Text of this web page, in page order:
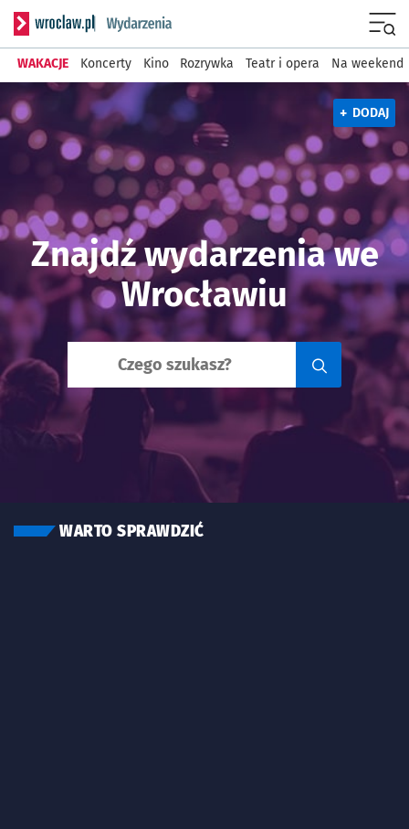
Serwis informacyjny
WAKACJE Koncerty Kino Rozrywka Teatr i opera Na weekend
+ DODAJ
Znajdź wydarzenia we
Wrocławiu
Wyszukiwarka wydarzeń we
WARTO SPRAWDZIĆ